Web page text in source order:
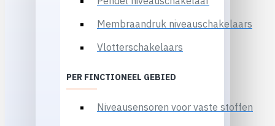
Membraandruk niveauschakelaars
Vlotterschakelaars
PER FINCTIONEEL GEBIED
Niveausensoren voor vaste stoffen